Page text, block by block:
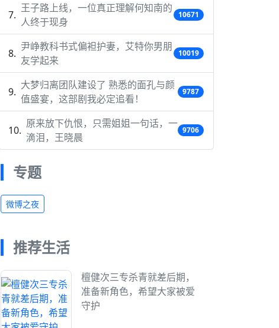
王子路上线，一位真正理解何知南的
人终于现身
10671
尹峥教科书式偏袒护妻，艾特你男朋
友学起来
10019
大梦归离团队建设了 熟悉的面孔与颜
值盛宴，这部剧我必定追看！
9787
原来放下仇恨，只需姐姐一句话，一
滴泪，王晓晨
9706
专题
微博之夜
推荐生活
檀健次三专杀青就差后期，
准备新角色，希望大家被爱
守护